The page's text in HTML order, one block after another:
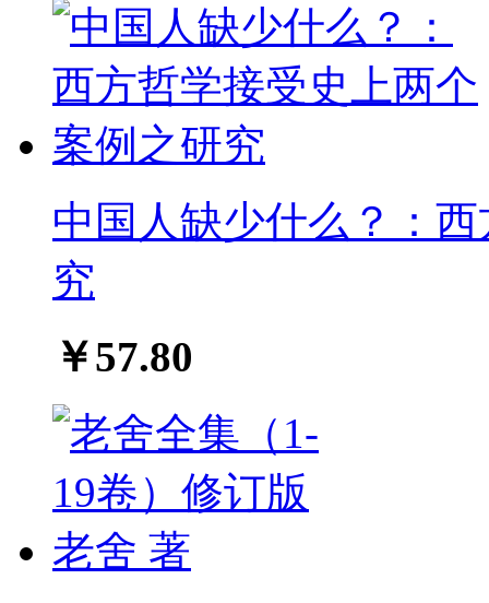
中国人缺少什么？：
究
￥57.80